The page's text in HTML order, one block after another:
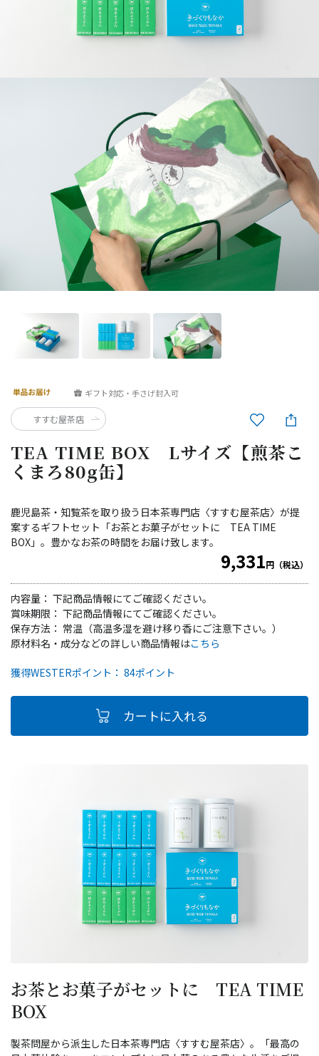
TEA TIME BOX Lサイズ【煎茶こ
くまろ80g缶】
ギフト対応・手さげ封入可
鹿児島茶・知覧茶を取り扱う日本茶専門店〈すすむ屋茶店〉が提
案するギフトセット「お茶とお菓子がセットに TEA TIME
BOX」。豊かなお茶の時間をお届け致します。
9,331円（税込）
内容量： 下記商品情報にてご確認ください。
賞味期限： 下記商品情報にてご確認ください。
保存方法： 常温（高温多湿を避け移り香にご注意下さい。）
獲得WESTERポイント： 84ポイント
原材料名・成分などの詳しい商品情報はこちら
すすむ屋茶店
お茶とお菓子がセットに TEA TIME
BOX
製茶問屋から派生した日本茶専門店〈すすむ屋茶店〉。「最高の